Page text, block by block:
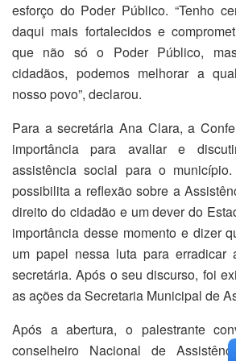
esforço do Poder Público. “Tenho
daqui mais fortalecidos e
que não só o Poder Público,
cidadãos, podemos melhorar a
nosso povo”, declarou.
Para a secretária Ana Clara, a
importância para avaliar e
assistência social para o município.
possibilita a reflexão sobre a
direito do cidadão e um dever do
importância desse momento e dizer
um papel nessa luta para erradicar
secretária. Após o seu discurso, foi
as ações da Secretaria Municipal de
Após a abertura, o palestrante
conselheiro Nacional de